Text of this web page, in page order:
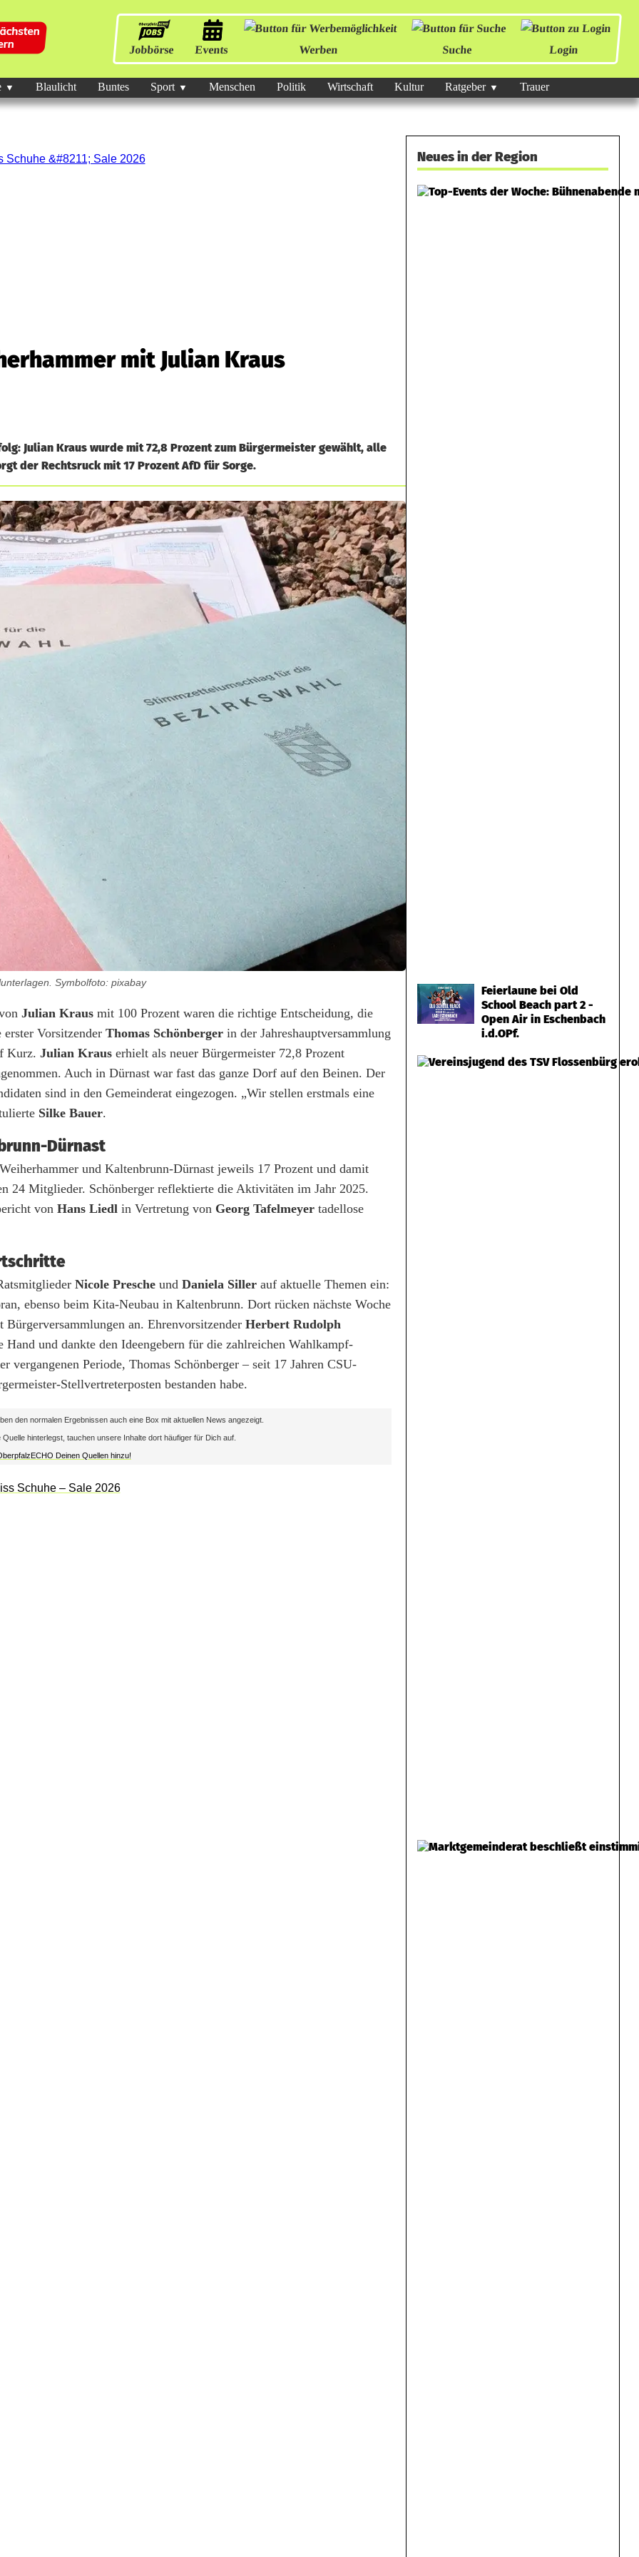
Jobbörse Events Werben Suche Login
Blaulicht Buntes Sport Menschen Politik Wirtschaft Kultur Ratgeber Trauer
mit Julian Kraus
Julian Kraus wurde mit 72,8 Prozent zum Bürgermeister gewählt, alle
der Rechtsruck mit 17 Prozent AfD für Sorge.
Symbolfoto: pixabay
Julian Kraus mit 100 Prozent waren die richtige Entscheidung, die
Vorsitzender Thomas Schönberger in der Jahreshauptversammlung
Kurz. Julian Kraus erhielt als neuer Bürgermeister 72,8 Prozent
Auch in Dürnast war fast das ganze Dorf auf den Beinen. Der
sind in den Gemeinderat eingezogen. „Wir stellen erstmals eine
Silke Bauer.
Dürnast
und Kaltenbrunn-Dürnast jeweils 17 Prozent und damit
24 Mitglieder. Schönberger reflektierte die Aktivitäten im Jahr 2025.
von Hans Liedl in Vertretung von Georg Tafelmeyer tadellose
Nicole Presche und Daniela Siller auf aktuelle Themen ein:
ebenso beim Kita-Neubau in Kaltenbrunn. Dort rücken nächste Woche
an. Ehrenvorsitzender Herbert Rudolph
und dankte den Ideengebern für die zahlreichen Wahlkampf-
vergangenen Periode, Thomas Schönberger – seit 17 Jahren CSU-
Stellvertreterposten bestanden habe.
den normalen Ergebnissen auch eine Box mit aktuellen News angezeigt.
hinterlegst, tauchen unsere Inhalte dort häufiger für Dich auf.
Deinen Quellen hinzu!
Neues in der Region
Feierlaune bei Old
School Beach part 2 -
Open Air in Eschenbach
i.d.OPf.